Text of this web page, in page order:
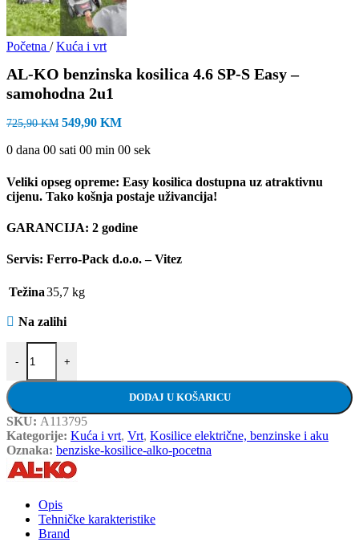
Početna / Kuća i vrt
AL-KO benzinska kosilica 4.6 SP-S Easy –
samohodna 2u1
725,90KM Izvorna
bila
725,90 KM.
549,90 KMTrenutna
je:
0 dana 00 sati 00 min 00 sek
Veliki opseg opreme: Easy kosilica dostupna uz atraktivnu
cijenu. Tako košnja postaje uživancija!
GARANCIJA: 2 godine
Servis: Ferro-Pack d.o.o. – Vitez
Težina35,7 kg
Na zalihi
-
AL-KO benzinska kosilica 4.6 SP-S Easy - samohodna 2u1 količina
+
DODAJ U KOŠARICU
SKU: A113795
Kategorije: Kuća i vrt, Vrt, Kosilice električne, benzinske i aku
Oznaka: benziske-kosilice-alko-pocetna
Opis
Tehničke karakteristike
Brand